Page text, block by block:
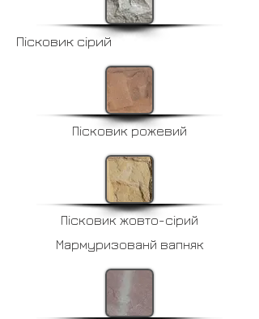
Пісковик сірий
Пісковик рожевий
Пісковик жовто-сірий
Мармуризованй вапняк